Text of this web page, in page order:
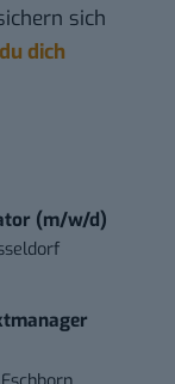
sich
dich
(m/w/d)